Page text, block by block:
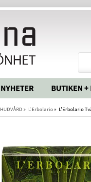
NYHETER BUTIKEN +
HUDVÅRD» L'Erbolario» L'Erbolario